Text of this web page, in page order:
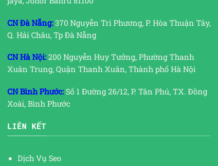
CN Đà Nẵng:370 Nguyễn Tri Phương, P. Hòa Thuận Tây,
Q. Hải Châu, Tp Đà Nẵng
CN Hà Nội:200 Nguyễn Huy Tưởng, Phường Thanh
Xuân Trung, Quận Thanh Xuân, Thành phố Hà Nội
CN Bình Phước:Số 1 Đường 26/12, P. Tân Phú, TX. Đồng
Xoài, Bình Phước
LIÊN KẾT
Dịch Vụ Seo